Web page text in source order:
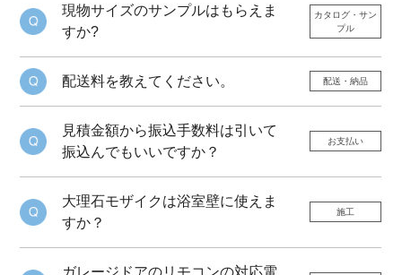
現物サイズのサンプルはもらえま
すか?
カタログ・サン
プル
配送料を教えてください。 配送・納品
見積金額から振込手数料は引いて
振込んでもいいですか？
お支払い
大理石モザイクは浴室壁に使えま
すか？
施工
ガレージドアのリモコンの対応電